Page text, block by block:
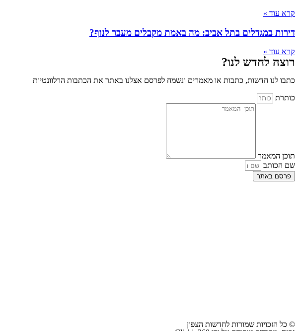
קרא עוד »
דירות במגדלים בתל אביב: מה באמת מקבלים מעבר לנוף?
קרא עוד »
רוצה לחדש לנו?
כתבו לנו חדשות, כתבות או מאמרים ונשמח לפרסם אצלנו באתר את הכתבות הרלוונטיות
כותרת
תוכן המאמר
שם הכותב
פרסם באתר
© כל הזכויות שמורות לחדשות הצפון